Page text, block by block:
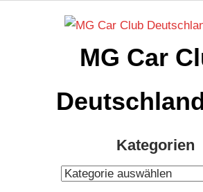
MG Car
Kategorien
Kategorien